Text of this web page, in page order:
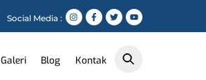
Social Media :
Galeri Blog Kontak